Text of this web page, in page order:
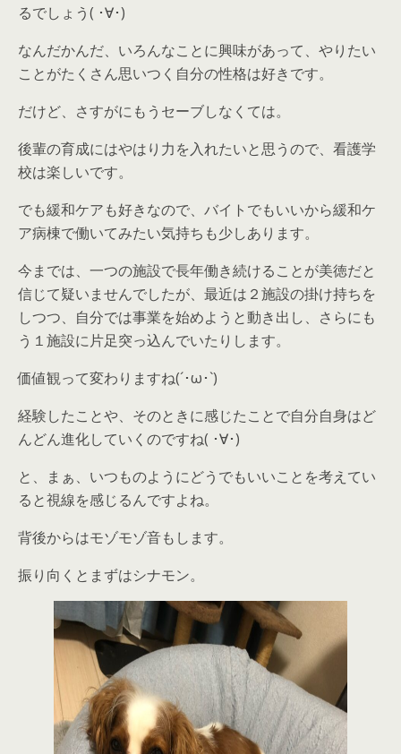
るでしょう( ･∀･)
なんだかんだ、いろんなことに興味があって、やりたい
ことがたくさん思いつく自分の性格は好きです。
だけど、さすがにもうセーブしなくては。
後輩の育成にはやはり力を入れたいと思うので、看護学
校は楽しいです。
でも緩和ケアも好きなので、バイトでもいいから緩和ケ
ア病棟で働いてみたい気持ちも少しあります。
今までは、一つの施設で長年働き続けることが美徳だと
信じて疑いませんでしたが、最近は２施設の掛け持ちを
しつつ、自分では事業を始めようと動き出し、さらにも
う１施設に片足突っ込んでいたりします。
価値観って変わりますね(´･ω･`)
経験したことや、そのときに感じたことで自分自身はど
んどん進化していくのですね( ･∀･)
と、まぁ、いつものようにどうでもいいことを考えてい
ると視線を感じるんですよね。
背後からはモゾモゾ音もします。
振り向くとまずはシナモン。